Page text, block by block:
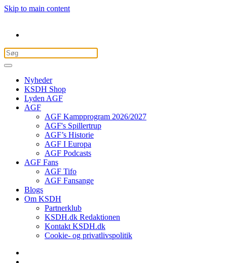
Skip to main content
Nyheder
KSDH Shop
Lyden AGF
AGF
AGF Kampprogram 2026/2027
AGF's Spillertrup
AGF’s Historie
AGF I Europa
AGF Podcasts
AGF Fans
AGF Tifo
AGF Fansange
Blogs
Om KSDH
Partnerklub
KSDH.dk Redaktionen
Kontakt KSDH.dk
Cookie- og privatlivspolitik